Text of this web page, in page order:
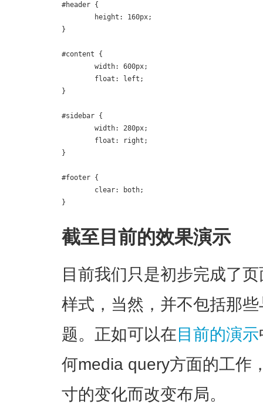
#header {
}
#content {
}
#sidebar {
}
#footer {
}
截至目前的效果演示
目前我们只是初步完成了
样式，当然，并不包括那
题。正如可以在目前的演示
何media query方面的工作
寸的变化而改变布局。